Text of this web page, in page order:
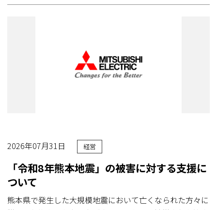
2026年07月31日 経営
「令和8年熊本地震」の被害に対する支援に
ついて
熊本県で発生した大規模地震において亡くなられた方々に